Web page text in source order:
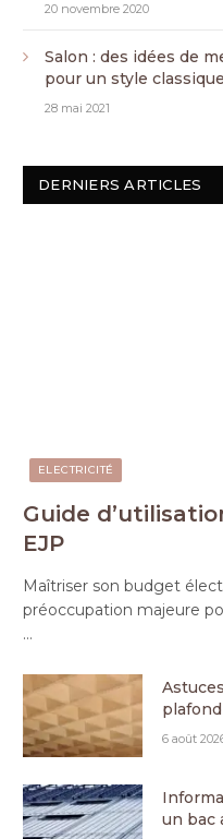
20 novembre 2020
Salon : des idées de
pour un style
28 mai 2021
DERNIERS ARTICLES
ELECTRICITÉ
Guide
EJP
Maîtriser son budget
préoccupation majeure
…
6 août
un bac